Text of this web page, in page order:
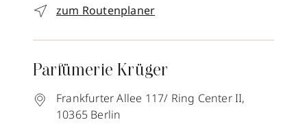
zum Routenplaner
Parfümerie Krüger
Frankfurter Allee 117/ Ring Center II,
10365 Berlin